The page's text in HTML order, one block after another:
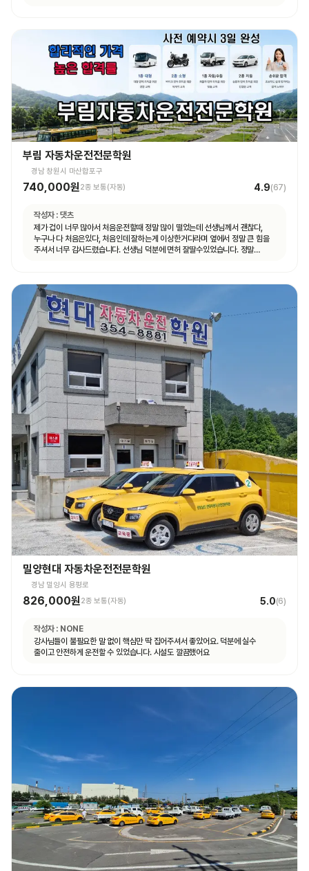
부림 자동차운전전문학원
경남 창원시 마산합포구
740,000원 2종 보통(자동) 4.9(67)
작성자 : 댓츠
제가 겁이 너무 많아서 처음운전할때 정말 많이 떨었는데 선생님께서 괜찮다,
누구나 다 처음은있다, 처음인데 잘하는게 이상한거다라며 옆에서 정말 큰 힘을
주셔서 너무 감사드렸습니다. 선생님 덕분에 면허 잘딸수있었습니다. 정말
밀양현대 자동차운전전문학원
경남 밀양시 용평로
826,000원 2종 보통(자동) 5.0(6)
작성자 : NONE
강사님들이 불필요한 말 없이 핵심만 딱 집어주셔서 좋았어요. 덕분에 실수
줄이고 안전하게 운전할 수 있었습니다. 시설도 깔끔했어요